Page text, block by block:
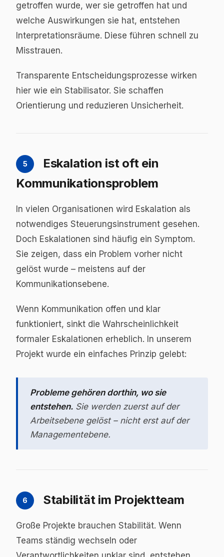
getroffen wurde, wer sie getroffen hat und
welche Auswirkungen sie hat, entstehen
Interpretationsräume. Diese führen schnell zu
Misstrauen.
Transparente Entscheidungsprozesse wirken
hier wie ein Stabilisator. Sie schaffen
Orientierung und reduzieren Unsicherheit.
5
Eskalation ist oft ein
Kommunikationsproblem
In vielen Organisationen wird Eskalation als
notwendiges Steuerungsinstrument gesehen.
Doch Eskalationen sind häufig ein Symptom.
Sie zeigen, dass ein Problem vorher nicht
gelöst wurde – meistens auf der
Kommunikationsebene.
Wenn Kommunikation offen und klar
funktioniert, sinkt die Wahrscheinlichkeit
formaler Eskalationen erheblich. In unserem
Projekt wurde ein einfaches Prinzip gelebt:
Probleme gehören dorthin, wo sie
entstehen. Sie werden zuerst auf der
Arbeitsebene gelöst – nicht erst auf der
Managementebene.
6 Stabilität im Projektteam
Große Projekte brauchen Stabilität. Wenn
Teams ständig wechseln oder